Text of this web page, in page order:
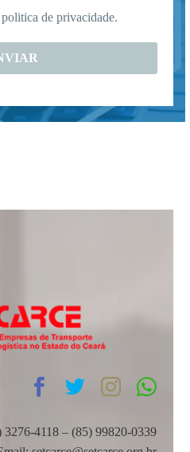
politica de privacidade.
3276-4118 – (85) 99820-0339